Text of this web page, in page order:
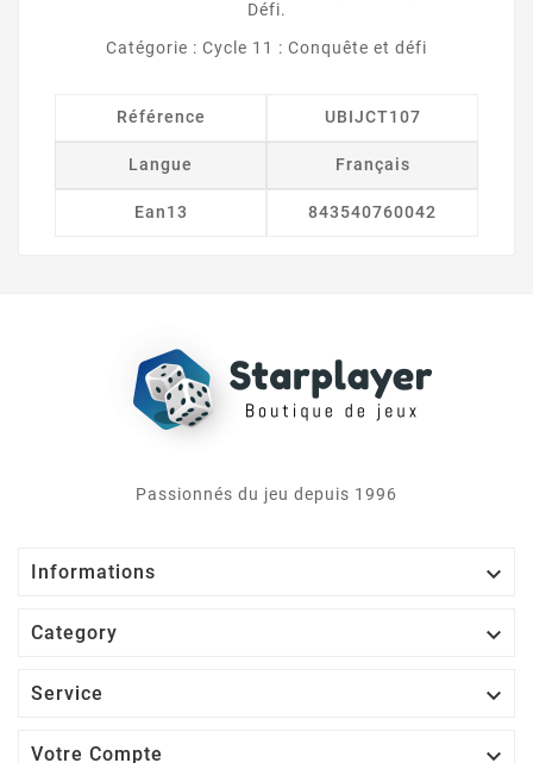
Défi.
Catégorie : Cycle 11 : Conquête et défi
Référence UBIJCT107
Langue Français
Ean13 843540760042
Passionnés du jeu depuis 1996
Informations 
Category 
Service 
Votre Compte 